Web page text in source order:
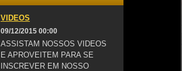
VIDEOS
09/12/2015 00:00
ASSISTAM NOSSOS VIDEOS
E APROVEITEM PARA SE
INSCREVER EM NOSSO